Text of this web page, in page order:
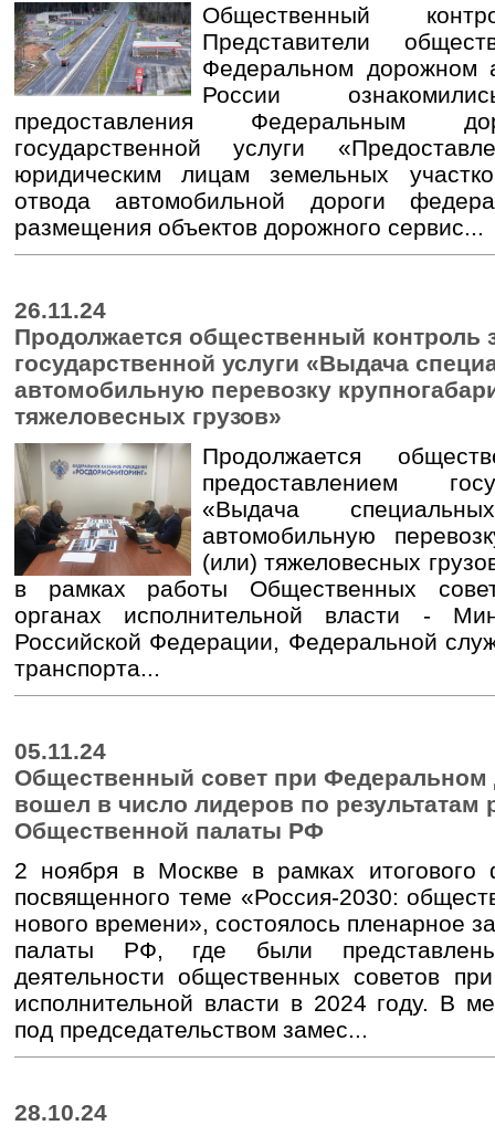
Общественный
Представители
Федеральном дорожном
России
предоставления Федеральным
государственной услуги
юридическим лицам земельных
отвода автомобильной дороги
размещения объектов дорожного сервис...
26.11.24
Продолжается общественный контроль
государственной услуги «Выдача
автомобильную перевозку
тяжеловесных грузов»
Продолжается
предоставлением
«Выдача
автомобильную
(или) тяжеловесных
в рамках работы Общественных
органах исполнительной власти -
Российской Федерации, Федеральной
транспорта...
05.11.24
Общественный совет при Федеральном
вошел в число лидеров по результатам
Общественной палаты РФ
2 ноября в Москве в рамках итогового
посвященного теме «Россия-2030:
нового времени», состоялось пленарное
палаты РФ, где были
деятельности общественных советов
исполнительной власти в 2024 году. В
под председательством замес...
28.10.24